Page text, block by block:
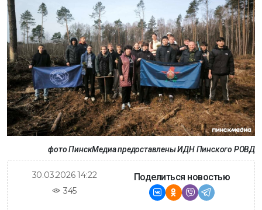
фото ПинскМедиа предоставлены ИДН Пинского РОВД
30.03.2026 14:22
345
Поделиться новостью